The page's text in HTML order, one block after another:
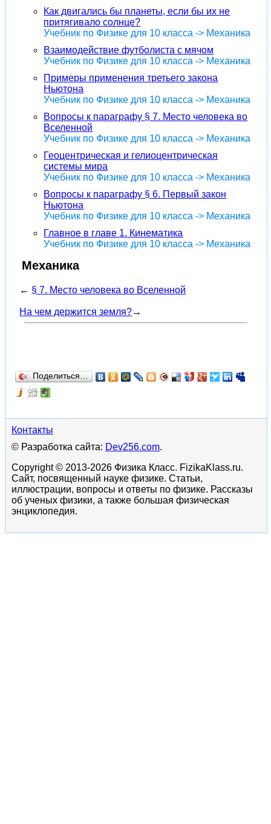
Как двигались бы планеты, если бы их не
притягивало солнце?
Учебник по Физике для 10 класса -> Механика
Взаимодействие футболиста с мячом
Учебник по Физике для 10 класса -> Механика
Примеры применения третьего закона
Ньютона
Учебник по Физике для 10 класса -> Механика
Вопросы к параграфу § 7. Место человека во
Вселенной
Учебник по Физике для 10 класса -> Механика
Геоцентрическая и гелиоцентрическая
системы мира
Учебник по Физике для 10 класса -> Механика
Вопросы к параграфу § 6. Первый закон
Ньютона
Учебник по Физике для 10 класса -> Механика
Главное в главе 1. Кинематика
Учебник по Физике для 10 класса -> Механика
Механика
← § 7. Место человека во Вселенной
На чем держится земля?→
Поделиться…
Контакты
© Разработка сайта: Dev256.com.
Copyright © 2013-2026 Физика Класс. FizikaKlass.ru.
Сайт, посвященный науке физике. Статьи,
иллюстрации, вопросы и ответы по физике. Рассказы
об ученых физики, а также большая физическая
энциклопедия.